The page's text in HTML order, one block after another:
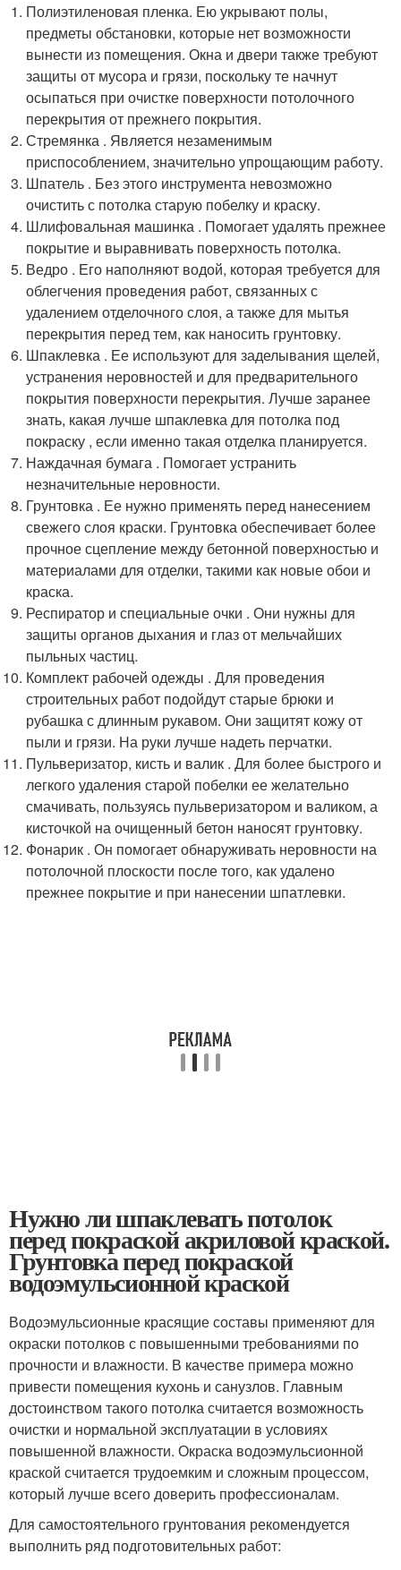
Полиэтиленовая пленка. Ею укрывают полы,
предметы обстановки, которые нет возможности
вынести из помещения. Окна и двери также требуют
защиты от мусора и грязи, поскольку те начнут
осыпаться при очистке поверхности потолочного
перекрытия от прежнего покрытия.
Стремянка . Является незаменимым
приспособлением, значительно упрощающим работу.
Шпатель . Без этого инструмента невозможно
очистить с потолка старую побелку и краску.
Шлифовальная машинка . Помогает удалять прежнее
покрытие и выравнивать поверхность потолка.
Ведро . Его наполняют водой, которая требуется для
облегчения проведения работ, связанных с
удалением отделочного слоя, а также для мытья
перекрытия перед тем, как наносить грунтовку.
Шпаклевка . Ее используют для заделывания щелей,
устранения неровностей и для предварительного
покрытия поверхности перекрытия. Лучше заранее
знать, какая лучше шпаклевка для потолка под
покраску , если именно такая отделка планируется.
Наждачная бумага . Помогает устранить
незначительные неровности.
Грунтовка . Ее нужно применять перед нанесением
свежего слоя краски. Грунтовка обеспечивает более
прочное сцепление между бетонной поверхностью и
материалами для отделки, такими как новые обои и
краска.
Респиратор и специальные очки . Они нужны для
защиты органов дыхания и глаз от мельчайших
пыльных частиц.
Комплект рабочей одежды . Для проведения
строительных работ подойдут старые брюки и
рубашка с длинным рукавом. Они защитят кожу от
пыли и грязи. На руки лучше надеть перчатки.
Пульверизатор, кисть и валик . Для более быстрого и
легкого удаления старой побелки ее желательно
смачивать, пользуясь пульверизатором и валиком, а
кисточкой на очищенный бетон наносят грунтовку.
Фонарик . Он помогает обнаруживать неровности на
потолочной плоскости после того, как удалено
прежнее покрытие и при нанесении шпатлевки.
Нужно ли шпаклевать потолок
перед покраской акриловой краской.
Грунтовка перед покраской
водоэмульсионной краской
Водоэмульсионные красящие составы применяют для
окраски потолков с повышенными требованиями по
прочности и влажности. В качестве примера можно
привести помещения кухонь и санузлов. Главным
достоинством такого потолка считается возможность
очистки и нормальной эксплуатации в условиях
повышенной влажности. Окраска водоэмульсионной
краской считается трудоемким и сложным процессом,
который лучше всего доверить профессионалам.
Для самостоятельного грунтования рекомендуется
выполнить ряд подготовительных работ: